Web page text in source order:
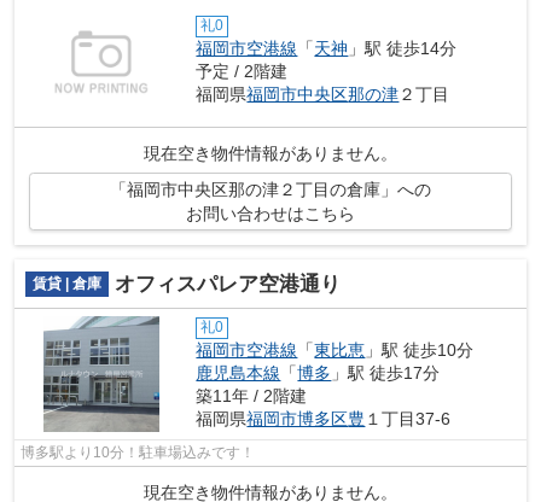
礼0
福岡市空港線 「天神 」駅 徒歩14分
予定 / 2階建
福岡県福岡市中央区那の津２丁目
現在空き物件情報がありません。
「福岡市中央区那の津２丁目の倉庫」への
お問い合わせはこちら
賃貸 | 倉庫 オフィスパレア空港通り
礼0
福岡市空港線 「東比恵 」駅 徒歩10分
鹿児島本線 「博多 」駅 徒歩17分
築11年 / 2階建
福岡県福岡市博多区豊 １丁目37-6
博多駅より10分！駐車場込みです！
現在空き物件情報がありません。